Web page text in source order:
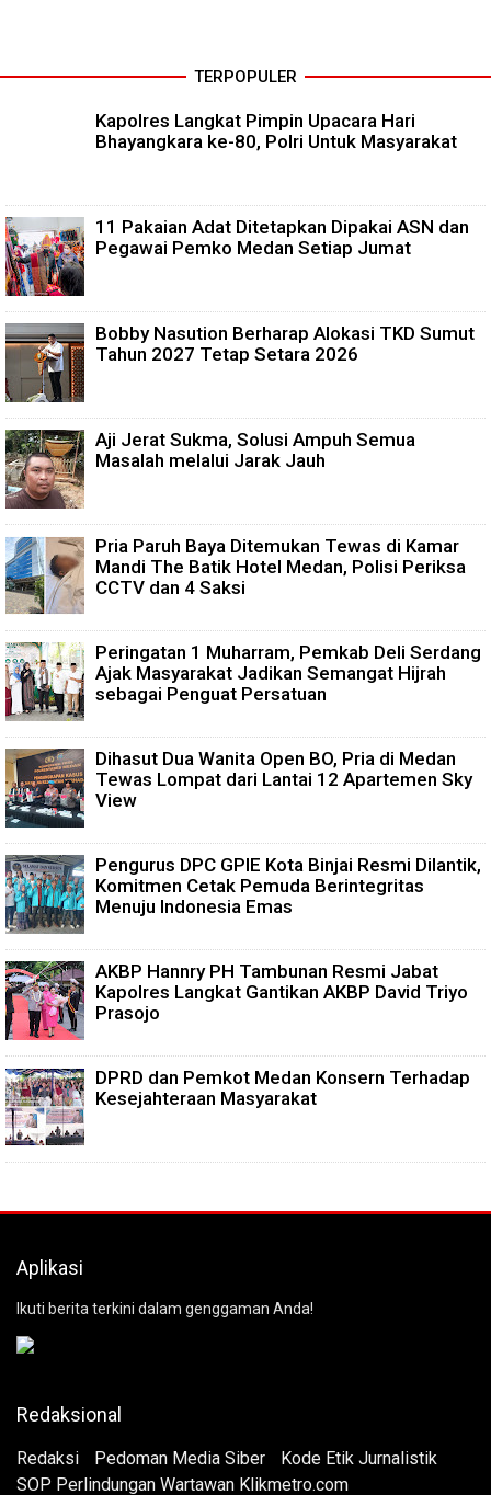
TERPOPULER
Kapolres Langkat Pimpin Upacara Hari
Bhayangkara ke-80, Polri Untuk Masyarakat
11 Pakaian Adat Ditetapkan Dipakai ASN dan
Pegawai Pemko Medan Setiap Jumat
Bobby Nasution Berharap Alokasi TKD Sumut
Tahun 2027 Tetap Setara 2026
Aji Jerat Sukma, Solusi Ampuh Semua
Masalah melalui Jarak Jauh
Pria Paruh Baya Ditemukan Tewas di Kamar
Mandi The Batik Hotel Medan, Polisi Periksa
CCTV dan 4 Saksi
Peringatan 1 Muharram, Pemkab Deli Serdang
Ajak Masyarakat Jadikan Semangat Hijrah
sebagai Penguat Persatuan
Dihasut Dua Wanita Open BO, Pria di Medan
Tewas Lompat dari Lantai 12 Apartemen Sky
View
Pengurus DPC GPIE Kota Binjai Resmi Dilantik,
Komitmen Cetak Pemuda Berintegritas
Menuju Indonesia Emas
AKBP Hannry PH Tambunan Resmi Jabat
Kapolres Langkat Gantikan AKBP David Triyo
Prasojo
DPRD dan Pemkot Medan Konsern Terhadap
Kesejahteraan Masyarakat
Aplikasi
Ikuti berita terkini dalam genggaman Anda!
Redaksional
Redaksi Pedoman Media Siber
Kode Etik Jurnalistik
SOP Perlindungan Wartawan Klikmetro.com